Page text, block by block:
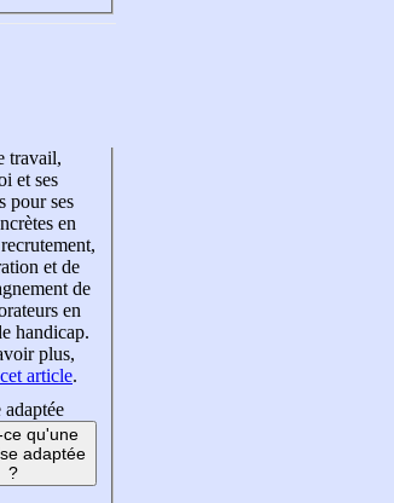
travail,
et ses
pour ses
en
et de
de
en
handicap.
plus,
article.
qu'une
adaptée
?